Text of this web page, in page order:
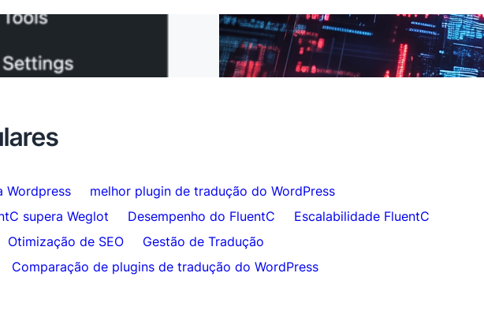
5 Minutos
Tradução de Site Sem Esforço para
Clientes
Wordpress
melhor plugin de tradução do WordPress
supera Weglot Desempenho do FluentC
Escalabilidade FluentC
Otimização de SEO
Gestão de Tradução
Comparação de plugins de tradução do WordPress